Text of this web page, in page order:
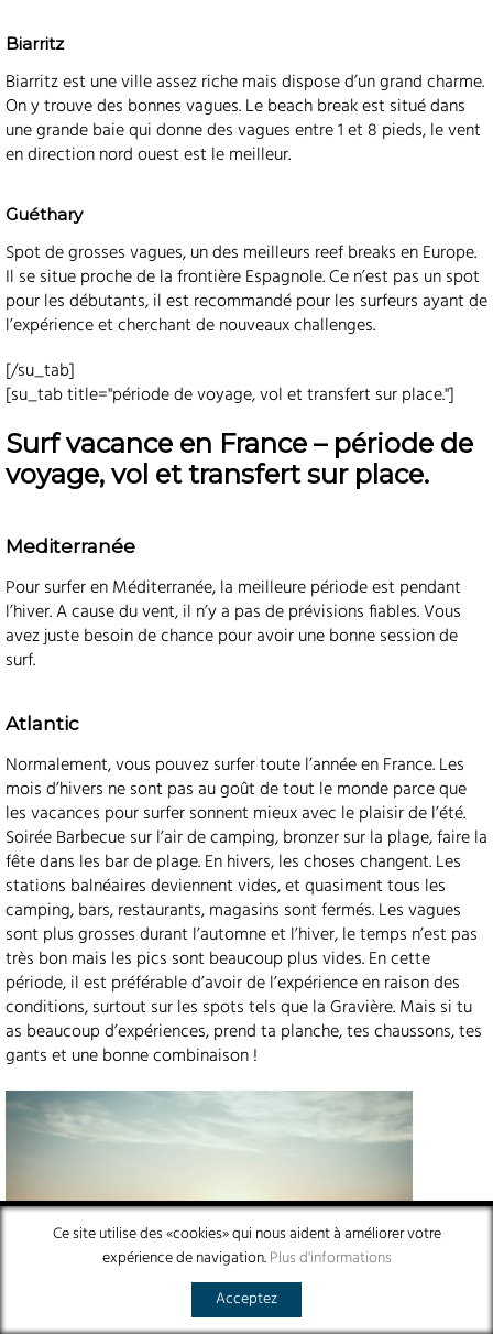
Biarritz
Biarritz est une ville assez riche mais dispose d’un grand charme.
On y trouve des bonnes vagues. Le beach break est situé dans
une grande baie qui donne des vagues entre 1 et 8 pieds, le vent
en direction nord ouest est le meilleur.
Guéthary
Spot de grosses vagues, un des meilleurs reef breaks en Europe.
Il se situe proche de la frontière Espagnole. Ce n’est pas un spot
pour les débutants, il est recommandé pour les surfeurs ayant de
l’expérience et cherchant de nouveaux challenges.
[/su_tab]
[su_tab title="période de voyage, vol et transfert sur place."]
Surf vacance en France – période de
voyage, vol et transfert sur place.
Mediterranée
Pour surfer en Méditerranée, la meilleure période est pendant
l’hiver. A cause du vent, il n’y a pas de prévisions fiables. Vous
avez juste besoin de chance pour avoir une bonne session de
surf.
Atlantic
Normalement, vous pouvez surfer toute l’année en France. Les
mois d’hivers ne sont pas au goût de tout le monde parce que
les vacances pour surfer sonnent mieux avec le plaisir de l’été.
Soirée Barbecue sur l’air de camping, bronzer sur la plage, faire la
fête dans les bar de plage. En hivers, les choses changent. Les
stations balnéaires deviennent vides, et quasiment tous les
camping, bars, restaurants, magasins sont fermés. Les vagues
sont plus grosses durant l’automne et l’hiver, le temps n’est pas
très bon mais les pics sont beaucoup plus vides. En cette
période, il est préférable d’avoir de l’expérience en raison des
conditions, surtout sur les spots tels que la Gravière. Mais si tu
as beaucoup d’expériences, prend ta planche, tes chaussons, tes
gants et une bonne combinaison !
Ce site utilise des «cookies» qui nous aident à améliorer votre
expérience de navigation.Plus d'informations
Acceptez